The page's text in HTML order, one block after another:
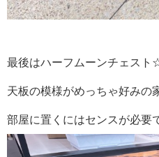
最後はハーフムーンチェスト
天板の模様がめっちゃ好みの
部屋に置くにはセンスが必要